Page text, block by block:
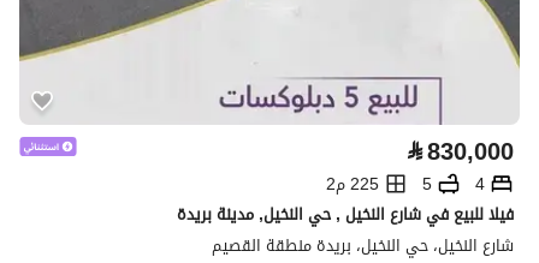
⃁830,000
4
5
225 م2
فيلا للبيع في شارع النخيل , حي النخيل, مدينة بريدة
شارع النخيل، حي النخيل، بريدة منطقة القصيم